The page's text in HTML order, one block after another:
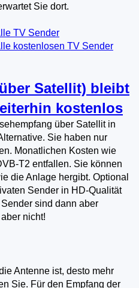
Sie dort.
TV Sender
kostenlosen TV Sender
Satellit) bleibt
kostenlos
über Satellit in
Sie haben nur
Monatlichen Kosten wie
T2 entfallen. Sie können
die Anlage hergibt. Optional
Sender in HD-Qualität
sind dann aber
nicht!
Antenne ist, desto mehr
Sie. Für den Empfang der